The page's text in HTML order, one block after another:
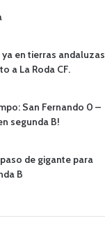
en tierras andaluzas
a La Roda CF.
San Fernando 0 –
segunda B!
de gigante para
B